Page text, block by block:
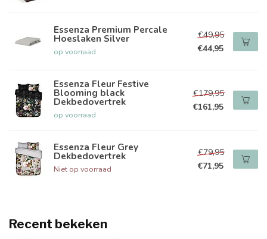
Essenza Premium Percale
Hoeslaken Silver
op voorraad
€49,95
€44,95
Essenza Fleur Festive
Blooming black
Dekbedovertrek
op voorraad
€179,95
€161,95
Essenza Fleur Grey
Dekbedovertrek
Niet op voorraad
€79,95
€71,95
Recent bekeken